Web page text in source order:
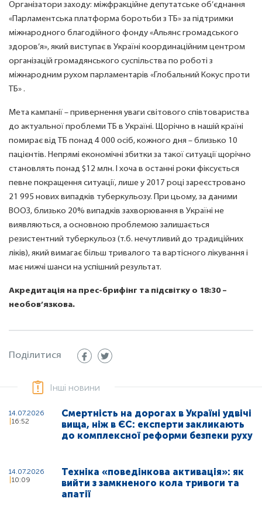
Організатори заходу: міжфракційне депутатське об’єднання
«Парламентська платформа боротьби з ТБ» за підтримки
міжнародного благодійного фонду «Альянс громадського
здоров’я», який виступає в Україні координаційним центром
організацій громадянського суспільства по роботі з
міжнародним рухом парламентарів «Глобальний Кокус проти
ТБ» .
Мета кампанії – привернення уваги світового співтовариства
до актуальної проблеми ТБ в Україні. Щорічно в нашій країні
помирає від ТБ понад 4 000 осіб, кожного дня – близько 10
пацієнтів. Непрямі економічні збитки за такої ситуації щорічно
становлять понад $12 млн. І хоча в останні роки фіксується
певне покращення ситуації, лише у 2017 році зареєстровано
21 995 нових випадків туберкульозу. При цьому, за даними
ВООЗ, близько 20% випадків захворювання в Україні не
виявляються, а основною проблемою залишається
резистентний туберкульоз (т.б. нечутливий до традиційних
ліків), який вимагає більш тривалого та вартісного лікування і
має нижчі шанси на успішний результат.
Акредитація на прес-брифінг та підсвітку о 18:30 –
необов’язкова.
Поділитися
Інші новини
14.07.2026
16:52
Смертність на дорогах в Україні удвічі
вища, ніж в ЄС: експерти закликають
до комплексної реформи безпеки руху
14.07.2026
10:09
Техніка «поведінкова активація»: як
вийти з замкненого кола тривоги та
апатії